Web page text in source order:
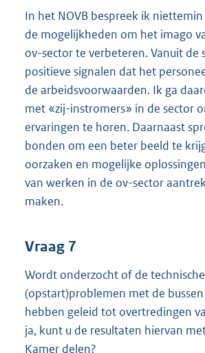
In het NOVB bespreek ik
de mogelijkheden om het imago
ov-sector te verbeteren. Vanuit de
positieve signalen dat het
de arbeidsvoorwaarden. Ik ga
met «zij-instromers» in de sector
ervaringen te horen. Daarnaast
bonden om een beter beeld te
oorzaken en mogelijke
van werken in de ov-sector
maken.
Vraag 7
Wordt onderzocht of de technische
(opstart)problemen met de
hebben geleid tot overtredingen
ja, kunt u de resultaten hiervan
Kamer delen?